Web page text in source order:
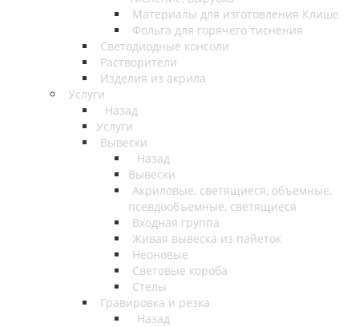
Материалы для изготовления Клише
Фольга для горячего тиснения
Светодиодные консоли
Растворители
Изделия из акрила
Услуги
Назад
Услуги
Вывески
Назад
Вывески
Акриловые, светящиеся, объемные,
псевдообъемные, светящиеся
Входная группа
Живая вывеска из пайеток
Неоновые
Световые короба
Стелы
Гравировка и резка
Назад